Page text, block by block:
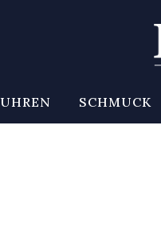
UHREN SCHMUCK